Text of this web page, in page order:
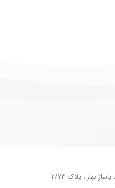
بهار ، پلاک 2/73